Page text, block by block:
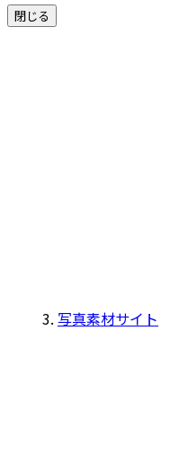
閉じる
写真素材サイト